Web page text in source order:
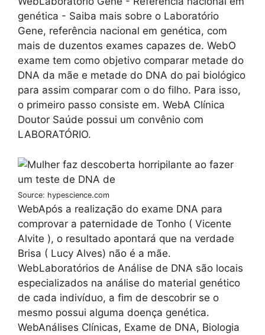
genética - Saiba mais sobre o Laboratório
Gene, referência nacional em genética, com
mais de duzentos exames capazes de. WebO
exame tem como objetivo comparar metade do
DNA da mãe e metade do DNA do pai biológico
para assim comparar com o do filho. Para isso,
o primeiro passo consiste em. WebA Clínica
Doutor Saúde possui um convênio com
LABORATÓRIO.
Source: hypescience.com
WebApós a realização do exame DNA para
comprovar a paternidade de Tonho ( Vicente
Alvite ), o resultado apontará que na verdade
Brisa ( Lucy Alves) não é a mãe.
WebLaboratórios de Análise de DNA são locais
especializados na análise do material genético
de cada indivíduo, a fim de descobrir se o
mesmo possui alguma doença genética.
WebAnálises Clínicas, Exame de DNA, Biologia